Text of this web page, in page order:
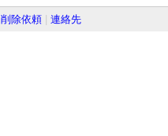
削除依頼 連絡先